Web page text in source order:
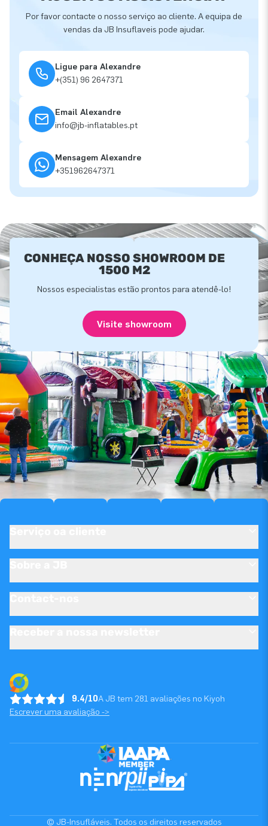
Por favor contacte o nosso serviço ao cliente. A equipa de
vendas da JB Insuflaveis pode ajudar.
Ligue para Alexandre
+(351) 96 2647371
Email Alexandre
info@jb-inflatables.pt
Mensagem Alexandre
+351962647371
CONHEÇA NOSSO SHOWROOM DE
1500 M2
Nossos especialistas estão prontos para atendê-lo!
Visite showroom
9.4/10A JB tem 281 avaliações no Kiyoh
Escrever uma avaliação ->
© JB-Insufláveis. Todos os direitos reservados